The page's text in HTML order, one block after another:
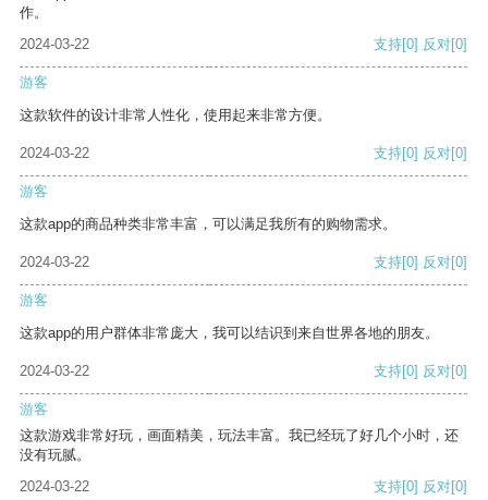
作。
2024-03-22
支持[0] 反对[0]
游客
这款软件的设计非常人性化，使用起来非常方便。
2024-03-22 支持[0] 反对[0]
游客
这款app的商品种类非常丰富，可以满足我所有的购物需求。
2024-03-22 支持[0] 反对[0]
游客
这款app的用户群体非常庞大，我可以结识到来自世界各地的朋友。
2024-03-22 支持[0] 反对[0]
游客
这款游戏非常好玩，画面精美，玩法丰富。我已经玩了好几个小时，还
没有玩腻。
2024-03-22
支持[0] 反对[0]